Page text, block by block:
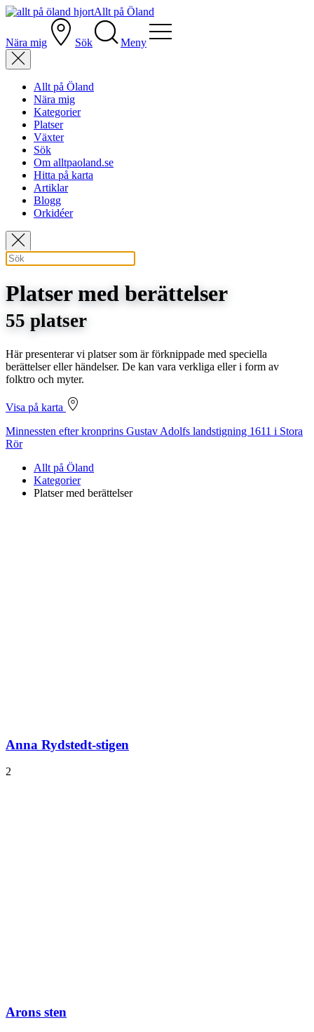
Allt på Öland
Nära mig Sök Meny
Allt på Öland
Nära mig
Kategorier
Platser
Växter
Sök
Om alltpaoland.se
Hitta på karta
Artiklar
Blogg
Orkidéer
Platser med berättelser
55 platser
Här presenterar vi platser som är förknippade med speciella
berättelser eller händelser. De kan vara verkliga eller i form av
folktro och myter.
Visa på karta
Minnessten efter kronprins Gustav Adolfs landstigning 1611 i Stora
Rör
Allt på Öland
Kategorier
Platser med berättelser
Anna Rydstedt-stigen
2
Arons sten